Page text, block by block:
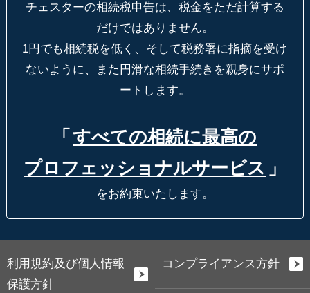
チェスターの相続税申告は、税金をただ計算する
だけではありません。
1円でも相続税を低く、そして税務署に指摘を受け
ないように、
また円滑な相続手続きを親身にサポ
ートします。
「 すべての相続に最高の
プロフェッショナルサービス 」
をお約束いたします。
利用規約及び個人情報
保護方針
コンプライアンス方針